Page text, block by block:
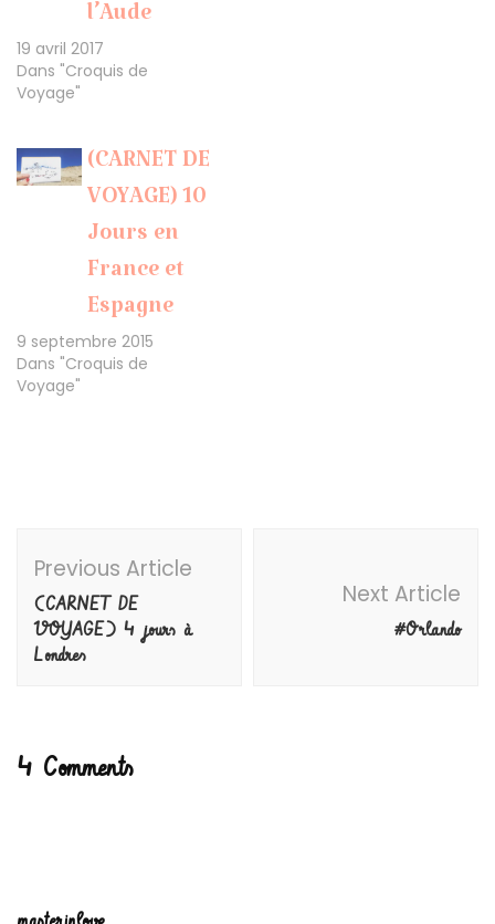
l’Aude
19 avril 2017
Dans "Croquis de
Voyage"
(CARNET DE
VOYAGE) 10
Jours en
France et
Espagne
9 septembre 2015
Dans "Croquis de
Voyage"
Navigation
Previous Article
(CARNET DE
VOYAGE) 4 jours à
Londres
Next Article
#Orlando
4 Comments